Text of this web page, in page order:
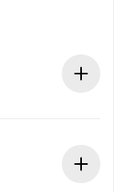
im Voraus.